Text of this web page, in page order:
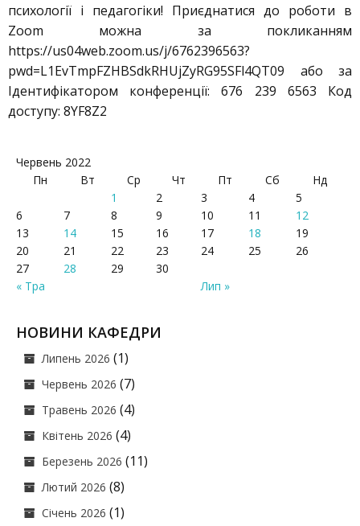
психології і педагогіки! Приєднатися до роботи в
Zoom можна за покликанням
https://us04web.zoom.us/j/6762396563?
pwd=L1EvTmpFZHBSdkRHUjZyRG95SFl4QT09 або за
Ідентифікатором конференції: 676 239 6563 Код
доступу: 8YF8Z2
Червень 2022
Пн
Вт Ср Чт Пт Сб Нд
« Тра Лип »
1 2 3 4
5
6
7 8 9 10 11
12
13
14 15 16 17 18
19
20
21 22 23 24 25
26
27
28 29 30
НОВИНИ КАФЕДРИ
Липень 2026 (1)
Червень 2026 (7)
Травень 2026 (4)
Квітень 2026 (4)
Березень 2026 (11)
Лютий 2026 (8)
Січень 2026 (1)